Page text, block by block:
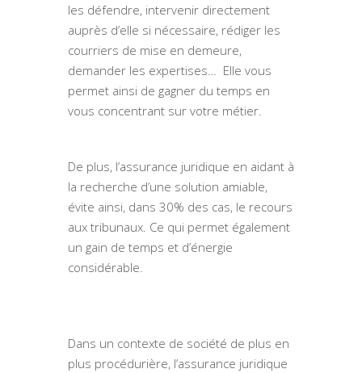
les défendre, intervenir directement
auprès d’elle si nécessaire, rédiger les
courriers de mise en demeure,
demander les expertises… Elle vous
permet ainsi de gagner du temps en
vous concentrant sur votre métier.
De plus, l’assurance juridique en aidant à
la recherche d’une solution amiable,
évite ainsi, dans 30% des cas, le recours
aux tribunaux. Ce qui permet également
un gain de temps et d’énergie
considérable.
Dans un contexte de société de plus en
plus procédurière, l’assurance juridique